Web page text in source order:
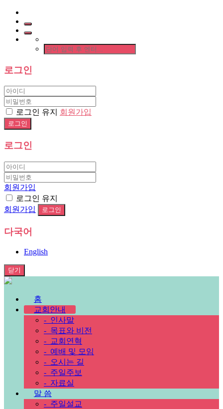
로그인
로그인 유지 회원가입
로그인
회원가입
로그인 유지
회원가입
다국어
English
닫기
홈
교회안내
- 인사말
- 목표와 비전
- 교회연혁
- 예배 및 모임
- 오시는 길
- 주일주보
- 자료실
말 씀
- 주일설교